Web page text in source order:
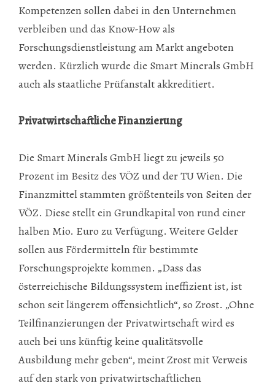
Kompetenzen sollen dabei in den Unternehmen
verbleiben und das Know-How als
Forschungsdienstleistung am Markt angeboten
werden. Kürzlich wurde die Smart Minerals GmbH
auch als staatliche Prüfanstalt akkreditiert.
Privatwirtschaftliche Finanzierung
Die Smart Minerals GmbH liegt zu jeweils 50
Prozent im Besitz des VÖZ und der TU Wien. Die
Finanzmittel stammten größtenteils von Seiten der
VÖZ. Diese stellt ein Grundkapital von rund einer
halben Mio. Euro zu Verfügung. Weitere Gelder
sollen aus Fördermitteln für bestimmte
Forschungsprojekte kommen. „Dass das
österreichische Bildungssystem ineffizient ist, ist
schon seit längerem offensichtlich“, so Zrost. „Ohne
Teilfinanzierungen der Privatwirtschaft wird es
auch bei uns künftig keine qualitätsvolle
Ausbildung mehr geben“, meint Zrost mit Verweis
auf den stark von privatwirtschaftlichen